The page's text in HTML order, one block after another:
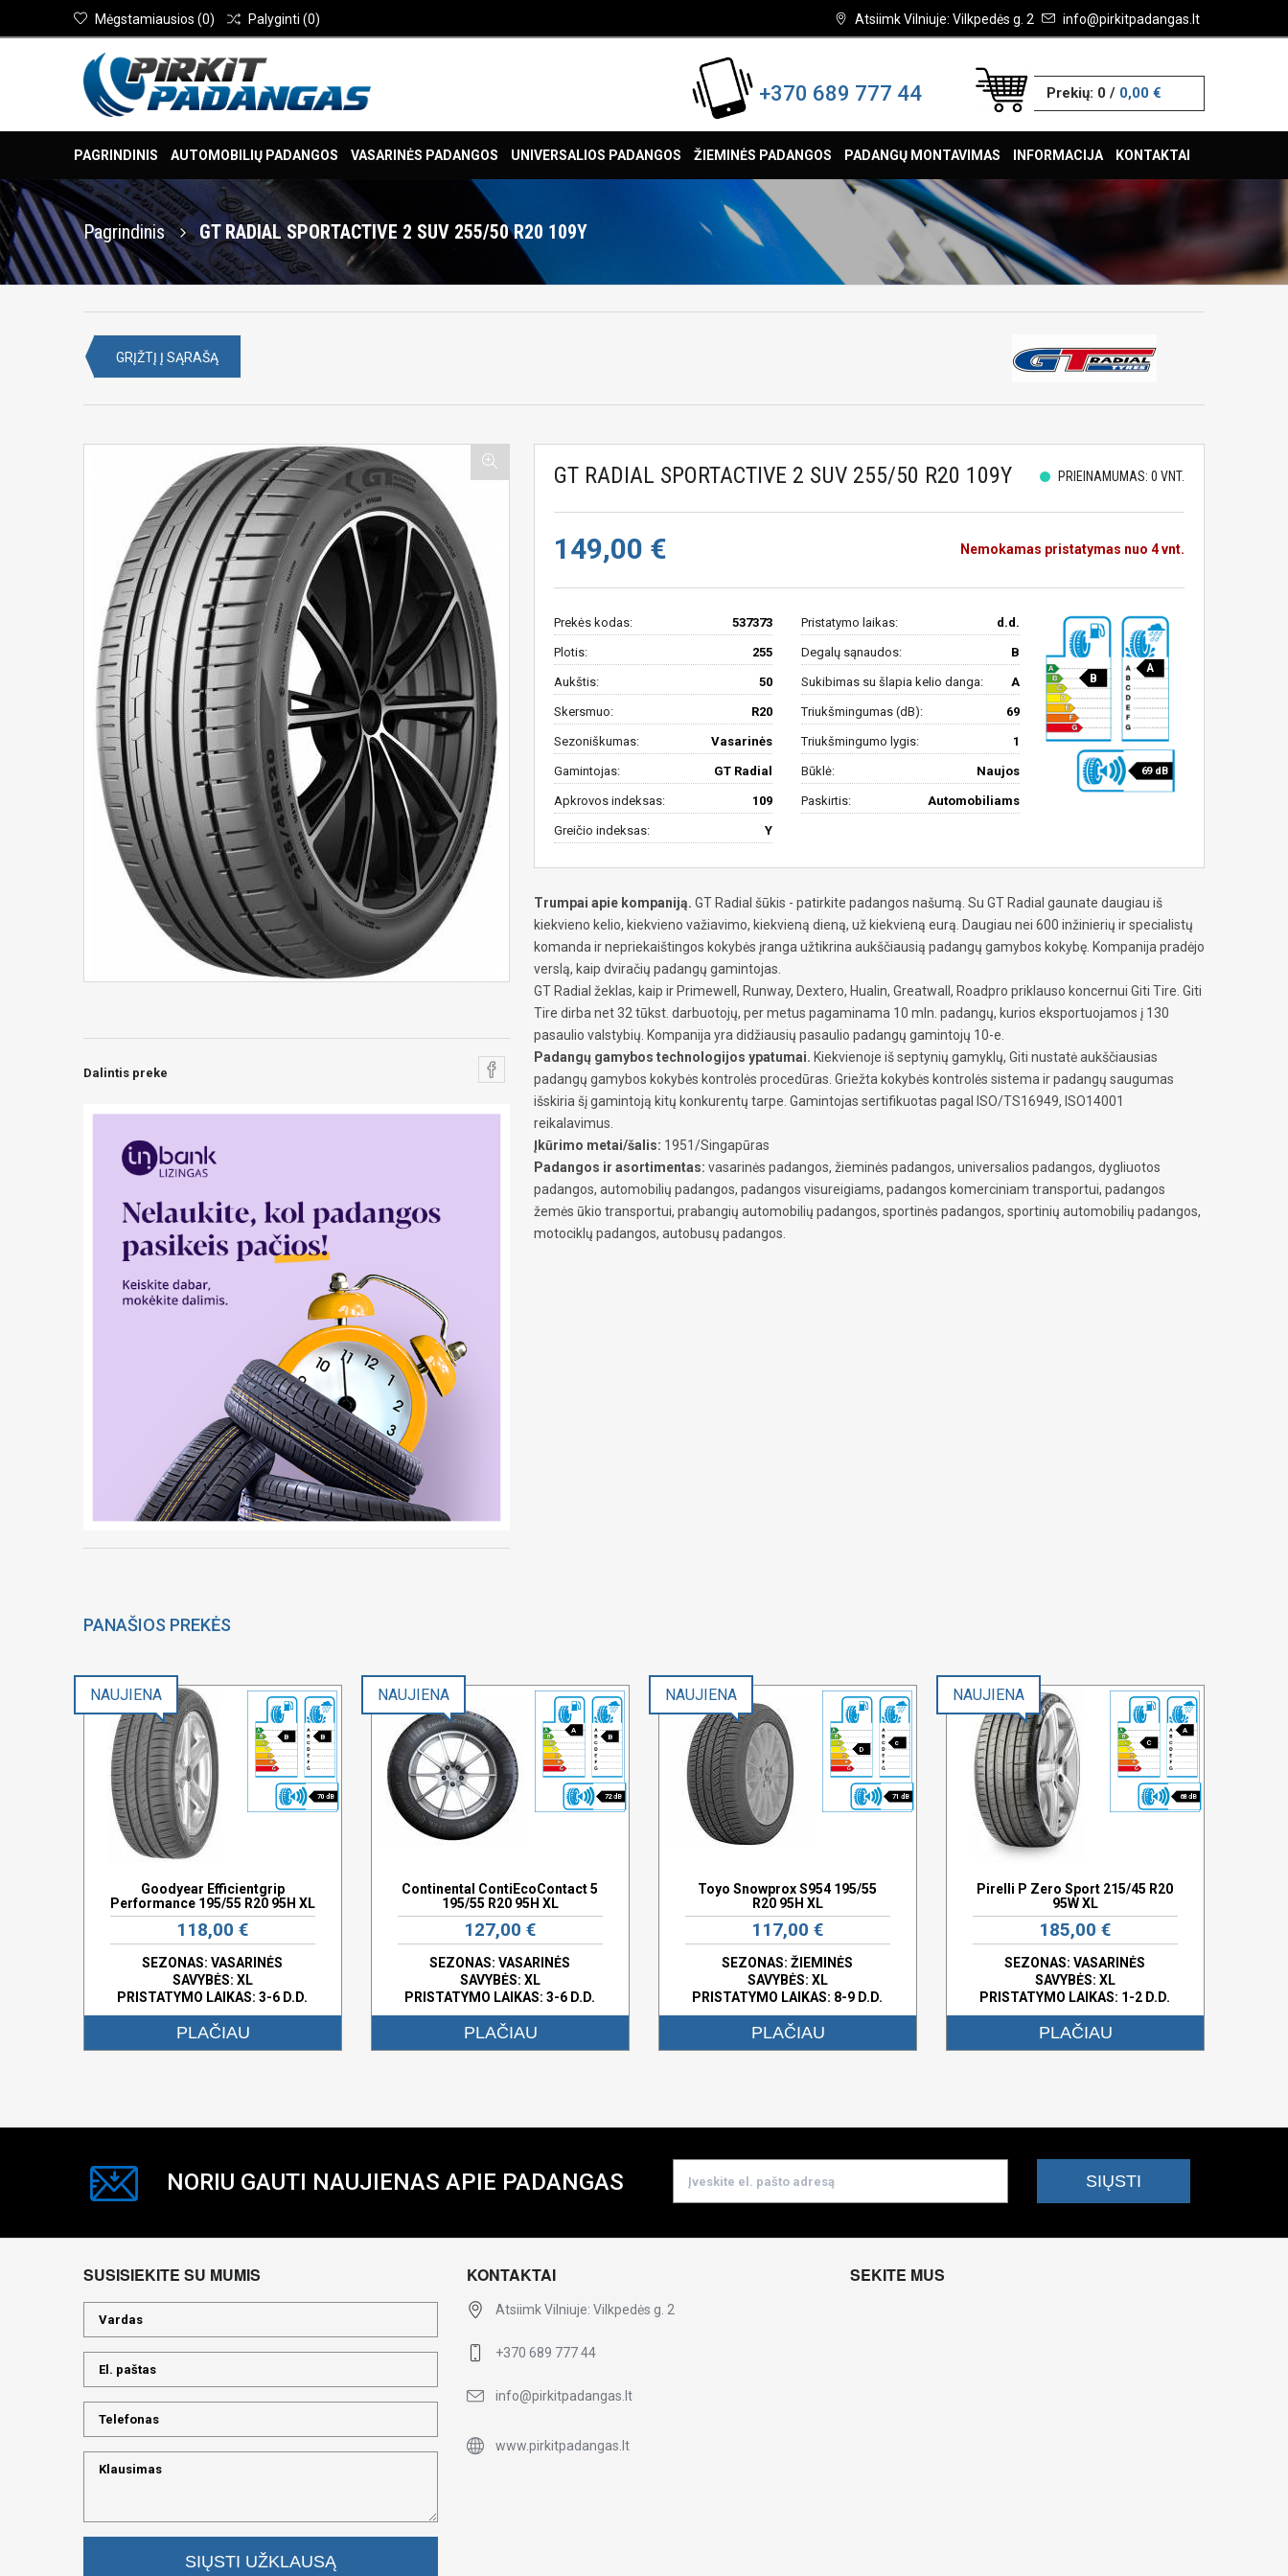
Atsiimk Vilniuje: Vilkpedės g. 2 info@pirkitpadangas.lt
Mėgstamiausios (0) Palyginti (0)
+370 689 777 44 Prekių: 0/ 0,00 €
PAGRINDINIS AUTOMOBILIŲ PADANGOS VASARINĖS PADANGOS UNIVERSALIOS PADANGOS ŽIEMINĖS PADANGOS PADANGŲ MONTAVIMAS INFORMACIJA KONTAKTAI
Pagrindinis GT RADIAL SPORTACTIVE 2 SUV 255/50 R20 109Y
GRĮŽTĮ Į SĄRAŠĄ
Dalintis preke
GT RADIAL SPORTACTIVE 2 SUV 255/50 R20 109Y PRIEINAMUMAS: 0 VNT.
149,00 € Nemokamas pristatymas nuo 4 vnt.
Prekės kodas: 537373 Pristatymo laikas: d.d.
Plotis: 255
Aukštis: 50
Skersmuo: R20
Sezoniškumas: Vasarinės
Gamintojas: GT Radial
Apkrovos indeksas: 109
Greičio indeksas: Y
Degalų sąnaudos: B
Sukibimas su šlapia kelio danga: A
Triukšmingumas (dB): 69
Triukšmingumo lygis: 1
Būklė: Naujos
Paskirtis: Automobiliams
B
A
69 dB
Trumpai apie kompaniją. GT Radial šūkis - patirkite padangos našumą. Su GT Radial gaunate daugiau iš
kiekvieno kelio, kiekvieno važiavimo, kiekvieną dieną, už kiekvieną eurą. Daugiau nei 600 inžinierių ir specialistų
komanda ir nepriekaištingos kokybės įranga užtikrina aukščiausią padangų gamybos kokybę. Kompanija pradėjo
verslą, kaip dviračių padangų gamintojas.
GT Radial žeklas, kaip ir Primewell, Runway, Dextero, Hualin, Greatwall, Roadpro priklauso koncernui Giti Tire. Giti
Tire dirba net 32 tūkst. darbuotojų, per metus pagaminama 10 mln. padangų, kurios eksportuojamos į 130
pasaulio valstybių. Kompanija yra didžiausių pasaulio padangų gamintojų 10-e.
Padangų gamybos technologijos ypatumai. Kiekvienoje iš septynių gamyklų, Giti nustatė aukščiausias
padangų gamybos kokybės kontrolės procedūras. Griežta kokybės kontrolės sistema ir padangų saugumas
išskiria šį gamintoją kitų konkurentų tarpe. Gamintojas sertifikuotas pagal ISO/TS16949, ISO14001
reikalavimus.
Įkūrimo metai/šalis: 1951/Singapūras
Padangos ir asortimentas: vasarinės padangos, žieminės padangos, universalios padangos, dygliuotos
padangos, automobilių padangos, padangos visureigiams, padangos komerciniam transportui, padangos
žemės ūkio transportui, prabangių automobilių padangos, sportinės padangos, sportinių automobilių padangos,
motociklų padangos, autobusų padangos.
PANAŠIOS PREKĖS
B B
70 dB
NAUJIENA
Goodyear Efficientgrip
Performance 195/55 R20 95H XL
118,00 €
SEZONAS: VASARINĖS
SAVYBĖS: XL
PRISTATYMO LAIKAS: 3-6 D.D.
PLAČIAU
A
B
72 dB
NAUJIENA
Continental ContiEcoContact 5
195/55 R20 95H XL
127,00 €
SEZONAS: VASARINĖS
SAVYBĖS: XL
PRISTATYMO LAIKAS: 3-6 D.D.
PLAČIAU
D
c
71 dB
NAUJIENA
Toyo Snowprox S954 195/55
R20 95H XL
117,00 €
SEZONAS: ŽIEMINĖS
SAVYBĖS: XL
PRISTATYMO LAIKAS: 8-9 D.D.
PLAČIAU
C
A
68 dB
NAUJIENA
Pirelli P Zero Sport 215/45 R20
95W XL
185,00 €
SEZONAS: VASARINĖS
SAVYBĖS: XL
PRISTATYMO LAIKAS: 1-2 D.D.
PLAČIAU
NORIU GAUTI NAUJIENAS APIE PADANGAS
SUSISIEKITE SU MUMIS
SIŲSTI UŽKLAUSĄ
KONTAKTAI
Atsiimk Vilniuje: Vilkpedės g. 2
+370 689 777 44
info@pirkitpadangas.lt
www.pirkitpadangas.lt
SEKITE MUS